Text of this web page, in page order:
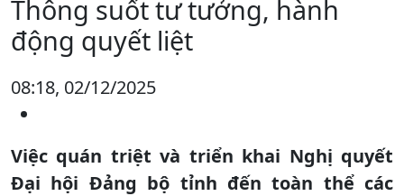
Thông suốt tư tưởng, hành
động quyết liệt
08:18, 02/12/2025
Việc quán triệt và triển khai Nghị quyết
Đại hội Đảng bộ tỉnh đến toàn thể các